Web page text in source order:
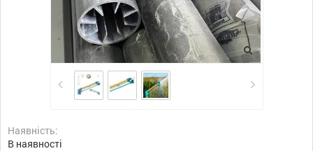
Наявність:
В наявності